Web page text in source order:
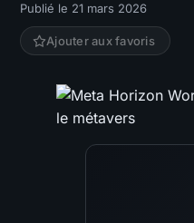
Publié le 21 mars 2026
Ajouter aux favoris